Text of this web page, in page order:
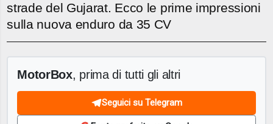
strade del Gujarat. Ecco le prime impressioni
sulla nuova enduro da 35 CV
MotorBox, prima di tutti gli altri
Seguici su Telegram